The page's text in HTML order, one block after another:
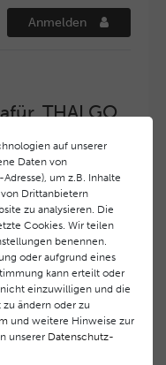
Anmelden
THALGO
Markenimage
Priorität.
wir ein
eine
und Serviceleistung
selektives
COSMETICPartner
unterstützt,
gleichbleibend hohe
Produkt- und
auf unserer
Daten von
um z.B. Inhalte
Drittanbietern
zu analysieren. Die
Cookies. Wir teilen
benennen.
oder aufgrund eines
kann erteilt oder
einzuwilligen und die
ändern oder zu
und weitere Hinweise zur
unserer Daten­schutz­